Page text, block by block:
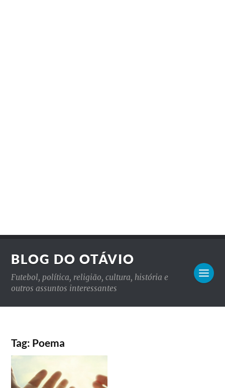
BLOG DO OTÁVIO
Futebol, política, religião, cultura, história e
outros assuntos interessantes
Tag: Poema